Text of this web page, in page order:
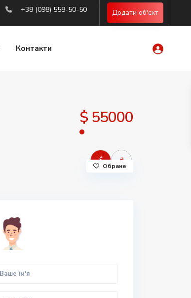
+38 (098) 558-50-50 Додати об'єкт
Контакти
$ 55000
$ ₴
Обране